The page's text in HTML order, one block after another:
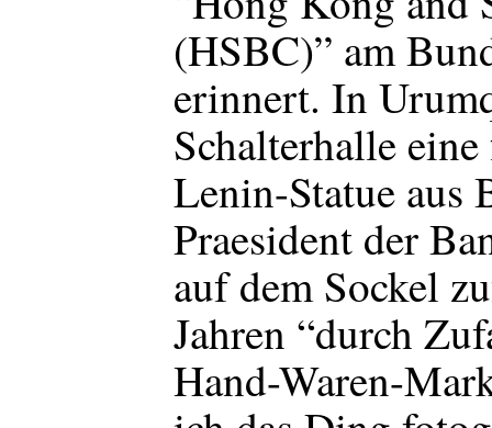
(HSBC)” am
erinnert. In
Schalterhalle
Lenin-Statue aus
Praesident der
auf dem Sockel
Jahren “durch
Hand-Waren-